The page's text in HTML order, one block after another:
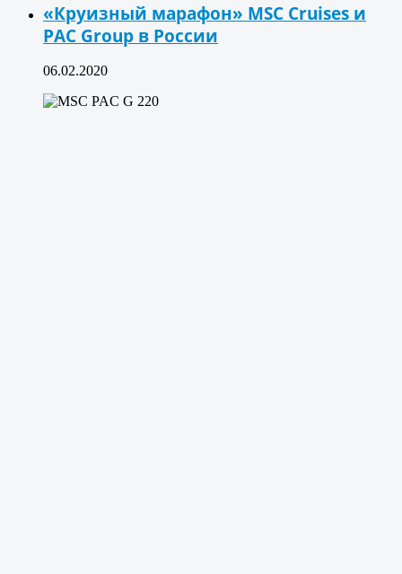
«Круизный марафон» MSC Cruises и
PAC Group в России
06.02.2020